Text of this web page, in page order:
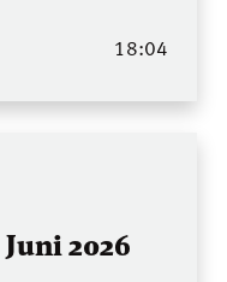
18:04
2026